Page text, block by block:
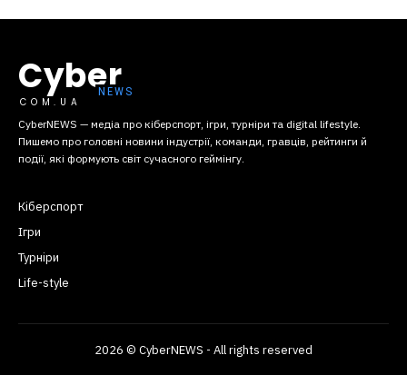
Cyber
COM.UA
CyberNEWS — медіа про кіберспорт, ігри, турніри та digital lifestyle.
Пишемо про головні новини індустрії, команди, гравців, рейтинги й
події, які формують світ сучасного геймінгу.
Кіберспорт
Ігри
Турніри
Life-style
2026 © CyberNEWS - All rights reserved